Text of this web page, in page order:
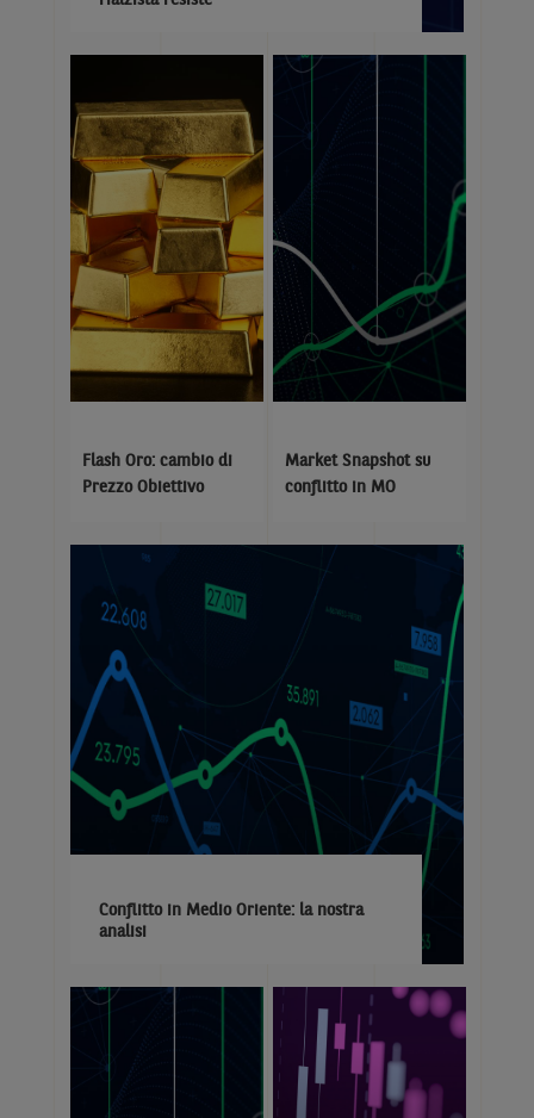
Flash Oro: cambio di
Prezzo Obiettivo
Market Snapshot su
conflitto in MO
Conflitto in Medio Oriente: la nostra
analisi